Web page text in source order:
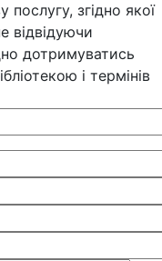
згідно якої
відвідуючи
дотримуватись
і термінів